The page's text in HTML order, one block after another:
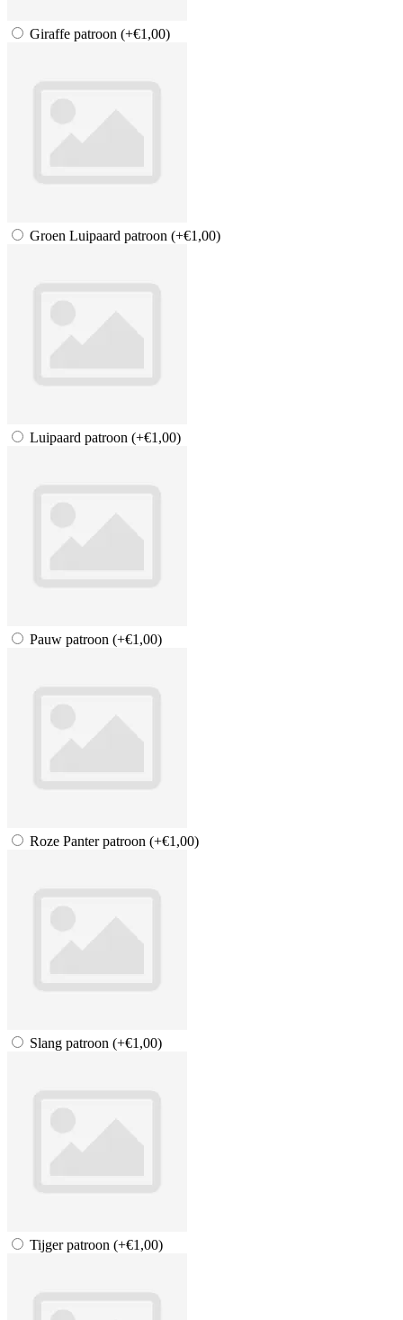
Giraffe patroon (+€1,00)
Groen Luipaard patroon (+€1,00)
Luipaard patroon (+€1,00)
Pauw patroon (+€1,00)
Roze Panter patroon (+€1,00)
Slang patroon (+€1,00)
Tijger patroon (+€1,00)